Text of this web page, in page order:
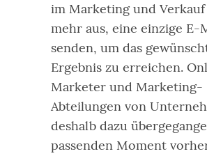
im Marketing und
mehr aus, eine einzige E-
senden, um das
Ergebnis zu erreichen.
Marketer und Marketing-
Abteilungen von
deshalb dazu
passenden Moment